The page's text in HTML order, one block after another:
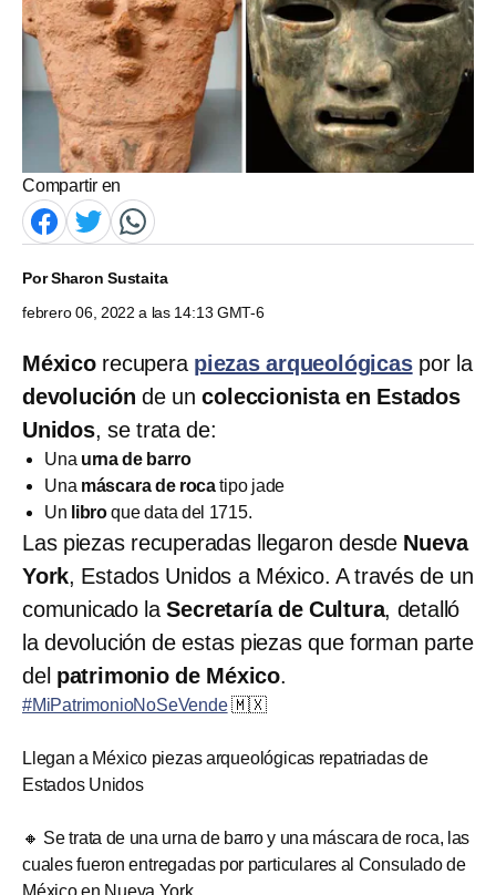
Compartir en
PorSharon Sustaita
febrero 06, 2022 a las 14:13 GMT-6
México recupera piezas arqueológicaspor la
devoluciónde un coleccionista en Estados
Unidos, se trata de:
Una urna de barro
Una máscara de rocatipo jade
Un libroque data del 1715.
Las piezas recuperadas llegaron desde Nueva
York, Estados Unidos a México. A través de un
comunicado laSecretaría de Cultura, detalló
la devolución de estas piezas que forman parte
del patrimonio de México.
#MiPatrimonioNoSeVende🇲🇽
Llegan a México piezas arqueológicas repatriadas de
Estados Unidos
🔸 Se trata de una urna de barro y una máscara de roca, las
cuales fueron entregadas por particulares al Consulado de
México en Nueva York